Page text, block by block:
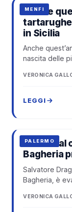
MENFI
Anche
tartarughe
in Sicilia
Anche
nascita delle
VERONICA
LEGGI
PALERMO
Evade dal
Bagheria
Salvatore
Bagheria, è
VERONICA